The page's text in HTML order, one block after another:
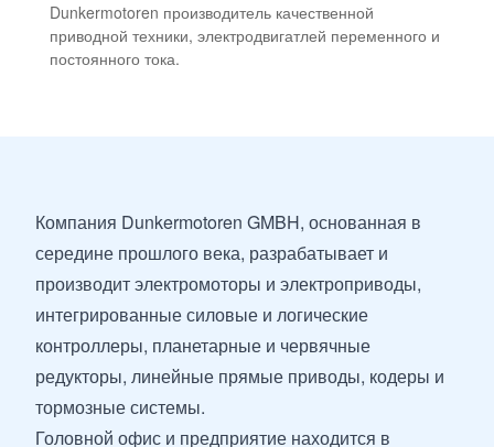
Dunkermotoren производитель качественной
приводной техники, электродвигатлей переменного и
постоянного тока.
Компания Dunkermotoren GMBH, основанная в
середине прошлого века, разрабатывает и
производитэлектромоторы и электроприводы,
интегрированные силовые и логические
контроллеры, планетарные и червячные
редукторы, линейные прямые приводы, кодеры и
тормозные системы.
Головной офис и предприятие находится в